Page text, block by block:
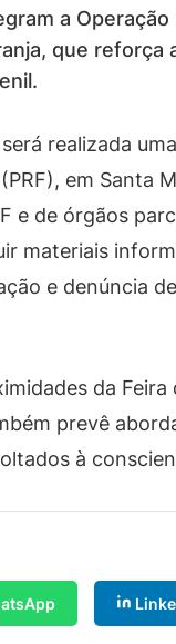
a
que reforça
realizada
em Santa
e de órgãos
materiais
e denúncia
da
prevê
à